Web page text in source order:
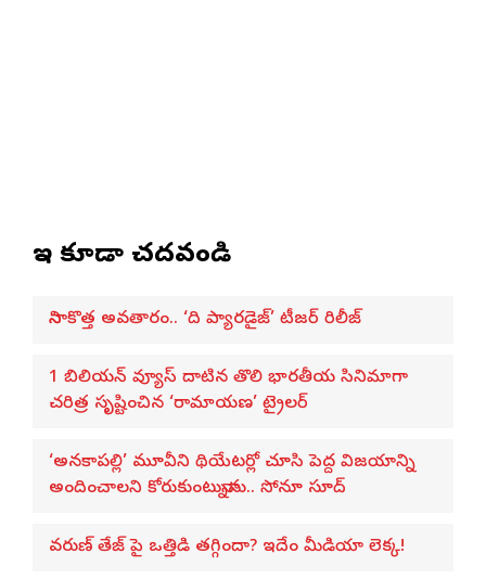
ఇవి కూడా చదవండి
నాని కొత్త అవతారం.. ‘ది ప్యారడైజ్’ టీజర్ రిలీజ్
1 బిలియన్ వ్యూస్ దాటిన తొలి భారతీయ సినిమాగా
చరిత్ర సృష్టించిన ‘రామాయణ’ ట్రైలర్
‘అనకాపల్లి’ మూవీని థియేటర్లో చూసి పెద్ద విజయాన్ని
అందించాలని కోరుకుంటున్నాను.. సోనూ సూద్
వరుణ్ తేజ్‌ పై ఒత్తిడి తగ్గిందా? ఇదేం మీడియా లెక్క!